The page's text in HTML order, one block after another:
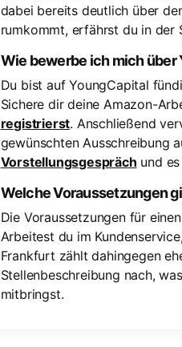
dabei bereits deutlich über
rumkommt, erfährst du in der
Wie bewerbe ich mich über
Du bist auf YoungCapital
Sichere dir deine Amazon-
registrierst. Anschließend
gewünschten Ausschreibung
Vorstellungsgespräch und
Welche Voraussetzungen
Die Voraussetzungen für
Arbeitest du im
Frankfurt zählt dahingegen
Stellenbeschreibung nach,
mitbringst.